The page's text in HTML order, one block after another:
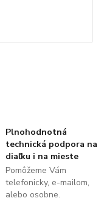
Plnohodnotná
technická podpora na
diaľku i na mieste
Pomôžeme Vám
telefonicky, e-mailom,
alebo osobne.